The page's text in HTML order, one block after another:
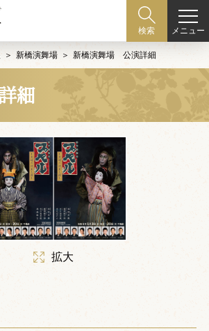
検索 メニュー
新橋演舞場 新橋演舞場 公演詳細
細
拡大